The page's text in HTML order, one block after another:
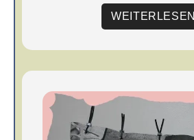
WEITERLESEN